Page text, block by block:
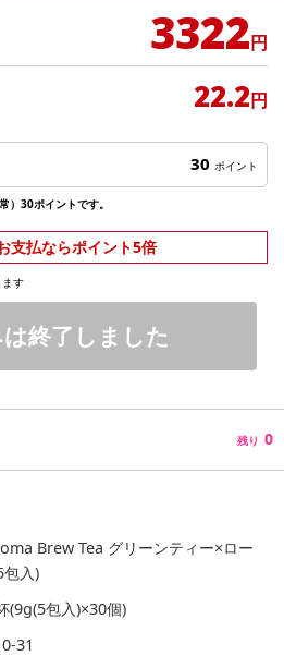
3322円
22.2円
30 ポイント
）30ポイントです。
支払ならポイント5倍
す
終了しました
残り 0
Brew Tea グリーンティー×ロー
入)
(9g(5包入)×30個)
31